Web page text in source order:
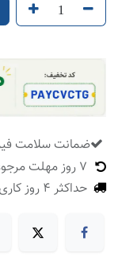
ضمانت سلامت
حداکثر 4 روز کاری